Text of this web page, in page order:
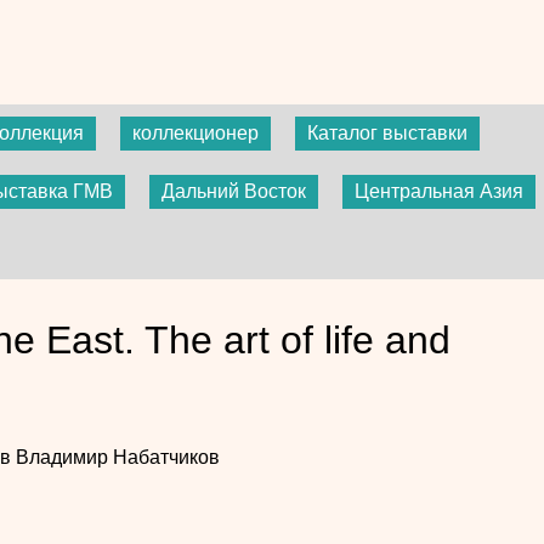
коллекционер Каталог выставки
ГМВ Дальний Восток Центральная Азия
East. The art of life and
Владимир Набатчиков